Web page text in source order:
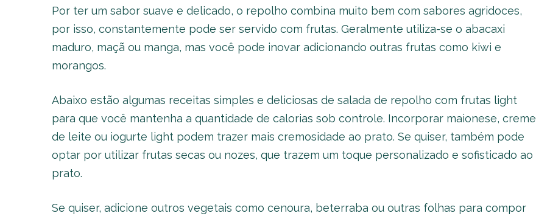
Por ter um sabor suave e delicado, o repolho combina muito bem com sabores agridoces,
por isso, constantemente pode ser servido com frutas. Geralmente utiliza-se o abacaxi
maduro, maçã ou manga, mas você pode inovar adicionando outras frutas como kiwi e
morangos.
Abaixo estão algumas receitas simples e deliciosas de salada de repolho com frutas light
para que você mantenha a quantidade de calorias sob controle. Incorporar maionese, creme
de leite ou iogurte light podem trazer mais cremosidade ao prato. Se quiser, também pode
optar por utilizar frutas secas ou nozes, que trazem um toque personalizado e sofisticado ao
prato.
Se quiser, adicione outros vegetais como cenoura, beterraba ou outras folhas para compor